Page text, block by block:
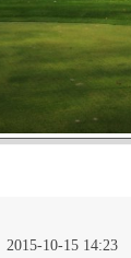
2015-10-15 14:23